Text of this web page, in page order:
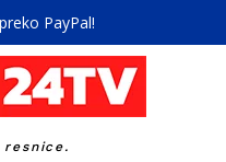
PayPal!